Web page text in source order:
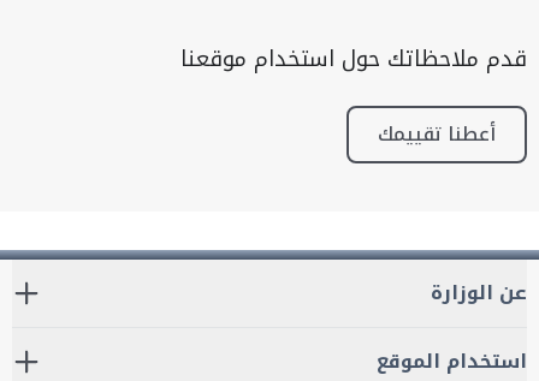
قدم ملاحظاتك حول استخدام موقعنا
أعطنا تقييمك
عن الوزارة
استخدام الموقع